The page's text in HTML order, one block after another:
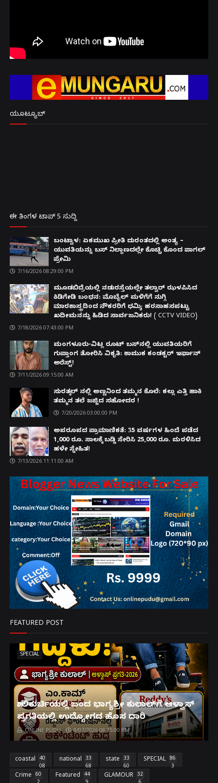
ಯೂಟ್ಯೂಬ್
ಈ ತಿಂಗಳ ಟಾಪ್ 5 ಸುದ್ದಿ
ಬಂಟ್ವಾಳ: ಏಕಮುಖ ಪ್ರೀತಿ ದುರಂತದಲ್ಲಿ ಅಂತ್ಯ –
ಯುವತಿಯನ್ನು ಬಸ್ ನಿಲ್ದಾಣದಲ್ಲೇ ಕೊಚ್ಚಿ ಕೊಂದ ಪಾಗಲ್
ಪ್ರೇಮಿ
7/16/2026 08:29:00 PM
ಮೂಡಬಿದ್ರೆಯಲ್ಲಿ ನಡುರಸ್ತೆಯಲ್ಲೇ ತಲ್ವಾರ್ ಝಳಪಿಸಿದ
ಕಿಡಿಗೇಡಿ ಬಂಧನ: ಮೊಬೈಲ್ ಮಳಿಗೆಗೆ ನುಗ್ಗಿ
ಮಾರಕಾಸ್ತ್ರದಿಂದ ನೌಕರರಿಗೆ ಧಮ್ಕಿ; ಹರಸಾಹಸಪಟ್ಟು
ಖದೀಮನನ್ನು ಹಿಡಿದ ಸಾರ್ವಜನಿಕರು! ( CCTV VIDEO)
7/18/2026 07:43:00 PM
ಮಂಗಳೂರು-ವಿಟ್ಲ ರೂಟ್ ಬಸ್‌ನಲ್ಲಿ ಯುವತಿಯರಿಗೆ
ಗುಪ್ತಾಂಗ ತೋರಿಸಿ ವಿಕೃತಿ: ಕಾಮುಕ ಕಂಡಕ್ಟರ್ ಇರ್ಫಾನ್
ಅರೆಸ್ಟ್!
7/11/2026 09:15:00 AM
ಸುರತ್ಕಲ್ ನಲ್ಲಿ ಅಣ್ಣನಿಂದ ತಮ್ಮನ ಕೊಲೆ: ಕಲ್ಲು ಎತ್ತಿ ಹಾಕಿ
ತಮ್ಮನ ತಲೆ ಜಜ್ಜಿದ ಸಹೋದರ !
7/20/2026 03:00:00 PM
ಅಪರೂಪದ ಪ್ರಾಮಾಣಿಕತೆ: 35 ವರ್ಷಗಳ ಹಿಂದೆ ಪಡೆದ
1,000 ರೂ. ಸಾಲಕ್ಕೆ ಬಡ್ಡಿ ಸೇರಿಸಿ 25,000 ರೂ. ಮರಳಿಸಿದ
ಹಳೇ ಸ್ನೇಹಿತ!
7/13/2026 11:11:00 AM
FEATURED POST
SPECIAL
ಗಾಲಿಕುರ್ಚಿಯಲ್ಲಿ ಬಂದ ಭಾಗ್ಯಶ್ರೀ ಕುಲಾಲ್‌ಗೆ ಆಳ್ವಾಸ್
ಪ್ರಗತಿಯಲ್ಲಿ ಉದ್ಯೋಗದ ಹೊಸ ದಾರಿ
ONLINE PUDU 8/07/2026 08:25:00 PM
coastal
40
08
national
33
68
state
33
60
SPECIAL
86
3
Crime
60
Featured
44
GLAMOUR
32